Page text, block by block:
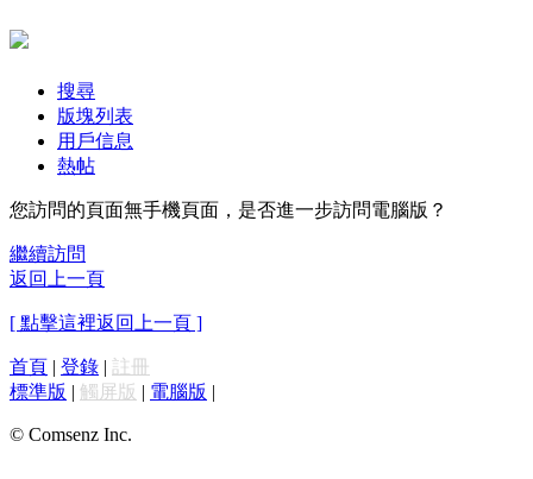
搜尋
版塊列表
用戶信息
熱帖
您訪問的頁面無手機頁面，是否進一步訪問電腦版？
繼續訪問
返回上一頁
[ 點擊這裡返回上一頁 ]
首頁 | 登錄 | 註冊
標準版 | 觸屏版 | 電腦版 |
© Comsenz Inc.